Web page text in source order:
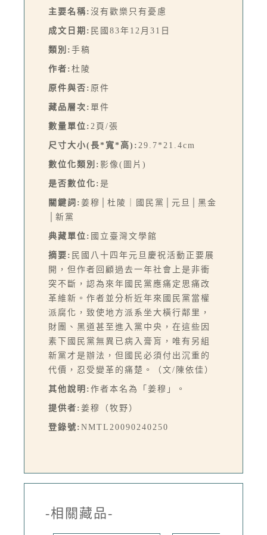
主要名稱: 沒有歡樂只有憂慮
成文日期: 民國83年12月31日
類別: 手稿
作者: 杜陵
原件與否: 原件
藏品層次: 單件
數量單位: 2頁/張
尺寸大小(長*寬*高): 29.7*21.4cm
數位化類別: 影像(圖片)
是否數位化: 是
關鍵詞: 姜穆│杜陵｜國民黨│元旦│黑金
│新黨
典藏單位: 國立臺灣文學館
摘要: 民國八十四年元旦慶祝活動正要展
開，但作者回顧過去一年社會上是非衝
突不斷，認為來年國民黨應痛定思痛改
革維新。作者並分析近年來國民黨當權
派腐化，致使地方派系坐大橫行鄰里，
財團、黑道甚至進入黨中央，在這些因
素下國民黨無異已病入膏肓，唯有另組
新黨才是辦法，但國民必須付出沉重的
代價，忍受變革的痛楚。（文/陳依佳）
其他說明: 作者本名為「姜穆」。
提供者: 姜穆（牧野）
登錄號: NMTL20090240250
-相關藏品-